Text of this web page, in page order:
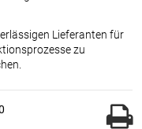
Lieferanten für
zu